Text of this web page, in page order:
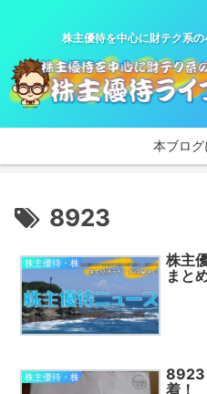
株主優待を中心に財テク系
本ブロ
8923
株主優待・株
株主
まと
株主優待・株
8923
着！